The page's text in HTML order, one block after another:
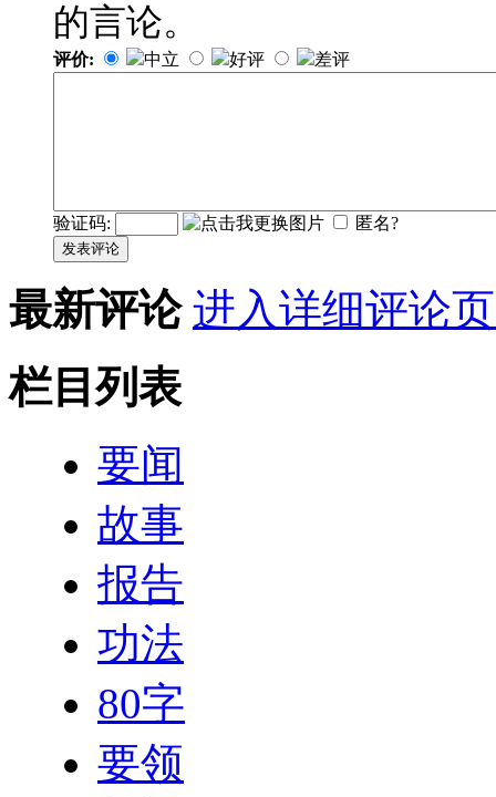
的言论。
评价: 中立 好评 差评
验证码: 匿名?
发表评论
最新评论 进入详细评论
栏目列表
要闻
故事
报告
功法
80字
要领